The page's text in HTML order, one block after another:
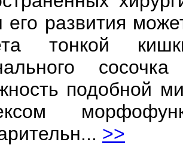
его развития
тонкой
подобной
>>